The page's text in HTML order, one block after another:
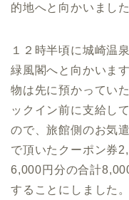
的地へと向かいました
１２時半頃に城崎温
緑風閣へと向かいま
物は先に預かってい
ックイン前に支給し
ので、旅館側のお気
で頂いたクーポン券
6,000円分の合計
することにしました